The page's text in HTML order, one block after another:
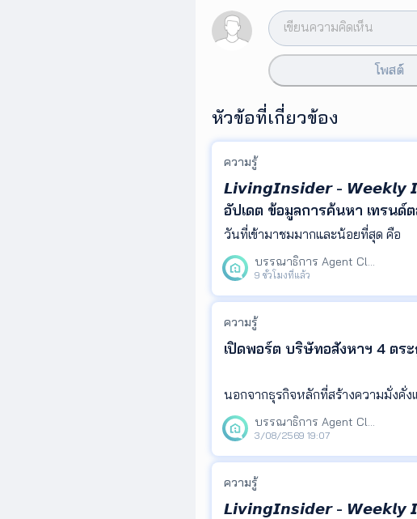
โพสต์
หัวข้อที่เกี่ยวข้อง
ความรู้
𝙇𝙞𝙫𝙞𝙣𝙜𝙄𝙣𝙨𝙞𝙙𝙚𝙧 - 𝙒𝙚𝙚𝙠𝙡𝙮
อัปเดต ข้อมูลการค้นหา เทรนด์
Insight ที่ช่วยให้คุณเข้าใจพฤติ
ในที่เดียว
วันที่เข้ามาชมมากและน้อยที่สุด คือ
บรรณาธิการ Agent Club
9 ชั่วโมงที่แล้ว
ความรู้
เปิดพอร์ต บริษัทอสังหาฯ 4 ตร
นอกจากธุรกิจหลักที่สร้างความมั่งคั่ง
มทรัพย์ ผ่านการพัฒนาโครงการและ
ษฐีไทย มีบริษัทอสังหาริมทรัพย์อะไรอ
บรรณาธิการ Agent Club
3/08/2569 19:07
ความรู้
𝙇𝙞𝙫𝙞𝙣𝙜𝙄𝙣𝙨𝙞𝙙𝙚𝙧 - 𝙒𝙚𝙚𝙠𝙡𝙮